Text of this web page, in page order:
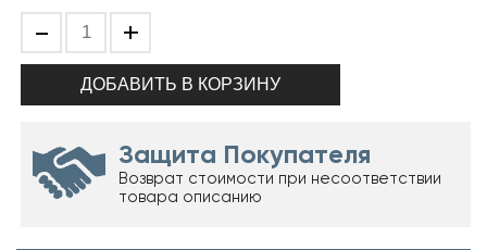
- +
Защита Покупателя
Возврат стоимости при несоответствии
товара описанию